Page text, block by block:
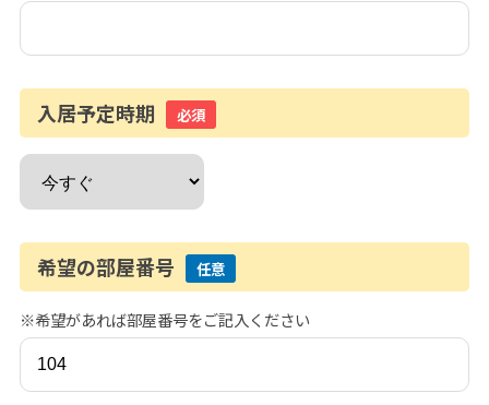
入居予定時期 必須
希望の部屋番号 任意
※希望があれば部屋番号をご記入ください